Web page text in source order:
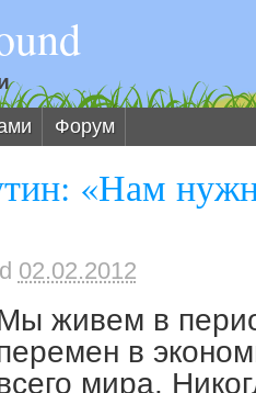
Форум
«Нам
02.02.2012
живем в
в
мира.